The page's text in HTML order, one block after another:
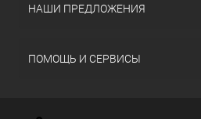
НАШИ ПРЕДЛОЖЕНИЯ
ПОМОЩЬ И СЕРВИСЫ